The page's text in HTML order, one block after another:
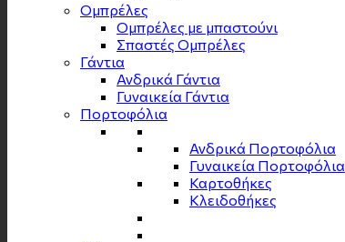
Ομπρέλες
Ομπρέλες με μπαστούνι
Σπαστές Ομπρέλες
Γάντια
Ανδρικά Γάντια
Γυναικεία Γάντια
Πορτοφόλια
Ανδρικά Πορτοφόλια
Γυναικεία Πορτοφόλια
Καρτοθήκες
Κλειδοθήκες